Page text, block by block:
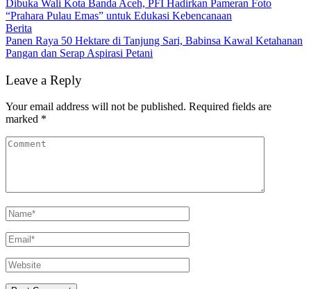
Dibuka Wali Kota Banda Aceh, PFI Hadirkan Pameran Foto
“Prahara Pulau Emas” untuk Edukasi Kebencanaan
Berita
Panen Raya 50 Hektare di Tanjung Sari, Babinsa Kawal Ketahanan
Pangan dan Serap Aspirasi Petani
Leave a Reply
Your email address will not be published. Required fields are
marked *